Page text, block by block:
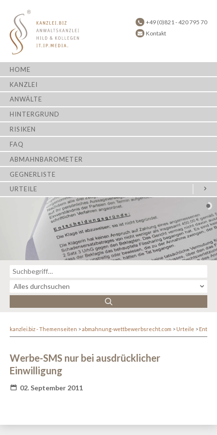
+49 (0)821 - 420 795 70
Kontakt
HOME
KANZLEI
ANWÄLTE
HINTERGRUND
RISIKEN
FAQ
ABMAHNBAROMETER
GEGNERLISTE
URTEILE
kanzlei.biz - Themenseiten abmahnung-wettbewerbsrecht.com Urteile
Werbe-SMS nur bei ausdrücklicher
Einwilligung
02. September 2011